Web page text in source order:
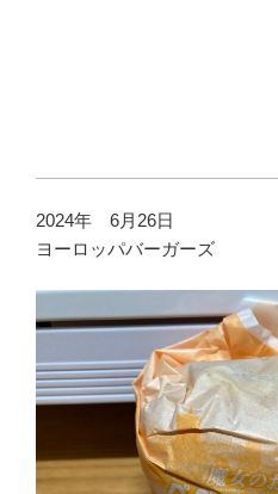
2024年 6月26日
ヨーロッパバーガーズ